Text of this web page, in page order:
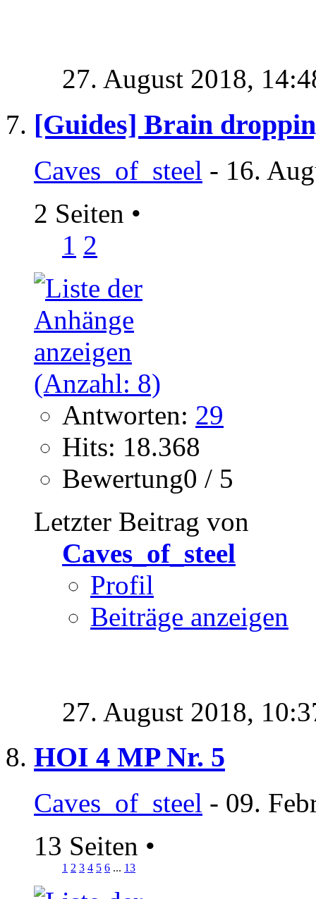
27. August 2018,
[Guides] Brain
Caves_of_steel - 16.
2 Seiten •
1 2
Antworten: 29
Hits: 18.368
Bewertung0 / 5
Letzter Beitrag von
Caves_of_steel
Profil
Beiträge anzeigen
27. August 2018,
HOI 4 MP Nr. 5
Caves_of_steel - 09.
13 Seiten •
1 2 3 4 5 6 ... 13